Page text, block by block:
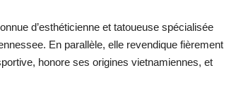
d’esthéticienne et tatoueuse spécialisée
En parallèle, elle revendique fièrement
honore ses origines vietnamiennes, et